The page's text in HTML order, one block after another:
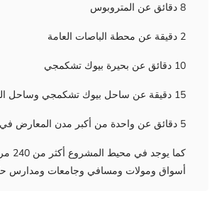
8 دقائق عن المتروبوس
2 دقيقة عن محطة الباصات العامة
10 دقائق عن بحيرة بيوك تشكمجي
15 دقيقة عن ساحل بيوك تشكمجي وساحل الباتروس
5 دقائق عن واحدة من أكبر مدن المعارض في تركيا
كما
أسواق ومولات ومسافي وجامعات ومدارس